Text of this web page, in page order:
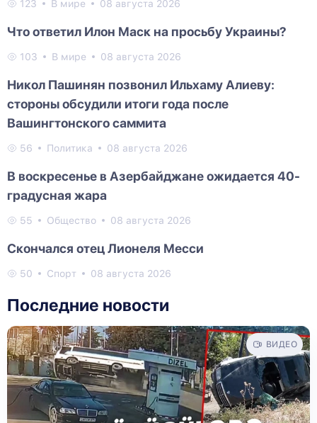
123 В мире 08 августа 2026
Что ответил Илон Маск на просьбу Украины?
103 В мире 08 августа 2026
Никол Пашинян позвонил Ильхаму Алиеву:
стороны обсудили итоги года после
Вашингтонского саммита
56 Политика 08 августа 2026
В воскресенье в Азербайджане ожидается 40-
градусная жара
55 Общество 08 августа 2026
Скончался отец Лионеля Месси
50 Спорт 08 августа 2026
Последние новости
ВИДЕО